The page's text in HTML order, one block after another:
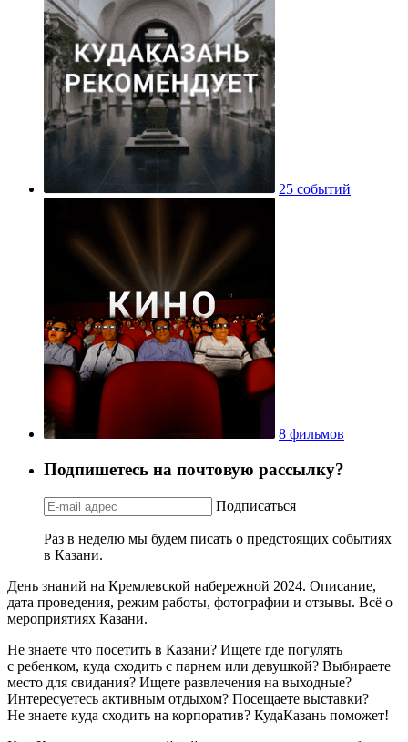
25 событий
8 фильмов
Подпишетесь на почтовую рассылку?
Подписаться
Раз в неделю мы будем писать о предстоящих событиях
в Казани.
День знаний на Кремлевской набережной 2024. Описание,
дата проведения, режим работы, фотографии и отзывы. Всё о
мероприятиях Казани.
Не знаете что посетить в Казани? Ищете где погулять
с ребенком, куда сходить с парнем или девушкой? Выбираете
место для свидания? Ищете развлечения на выходные?
Интересуетесь активным отдыхом? Посещаете выставки?
Не знаете куда сходить на корпоратив? КудаКазань поможет!